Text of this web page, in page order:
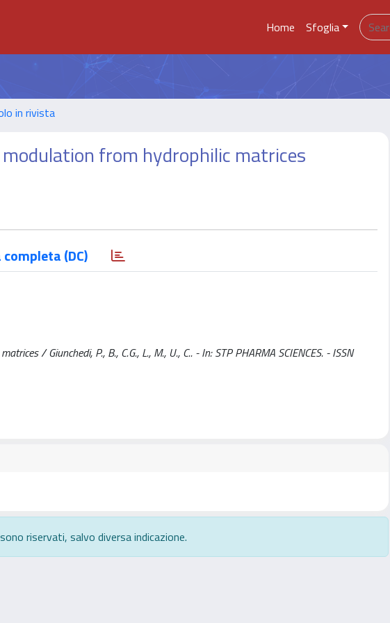
Home Sfoglia
in rivista
from hydrophilic matrices
completa (DC)
/ Giunchedi, P., B., C.G., L., M., U., C.. - In: STP PHARMA SCIENCES. - ISSN
riservati, salvo diversa indicazione.